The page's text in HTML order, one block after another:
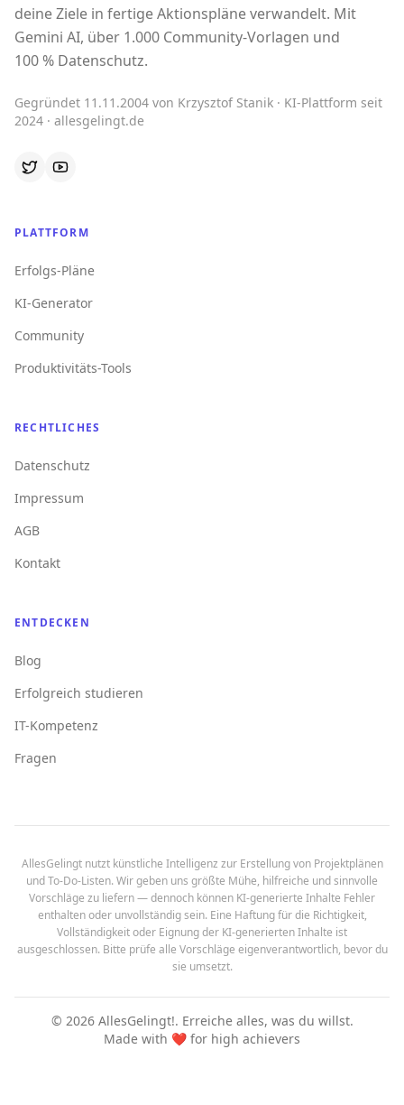
deine Ziele in fertige Aktionspläne verwandelt. Mit
Gemini AI, über 1.000 Community-Vorlagen und
100 % Datenschutz.
Gegründet 11.11.2004 von Krzysztof Stanik · KI-Plattform seit
2024 · allesgelingt.de
PLATTFORM
Erfolgs-Pläne
KI-Generator
Community
Produktivitäts-Tools
RECHTLICHES
Datenschutz
Impressum
AGB
Kontakt
ENTDECKEN
Blog
Erfolgreich studieren
IT-Kompetenz
Fragen
AllesGelingt nutzt künstliche Intelligenz zur Erstellung von Projektplänen
und To-Do-Listen. Wir geben uns größte Mühe, hilfreiche und sinnvolle
Vorschläge zu liefern — dennoch können KI-generierte Inhalte Fehler
enthalten oder unvollständig sein. Eine Haftung für die Richtigkeit,
Vollständigkeit oder Eignung der KI-generierten Inhalte ist
ausgeschlossen. Bitte prüfe alle Vorschläge eigenverantwortlich, bevor du
sie umsetzt.
© 2026AllesGelingt!. Erreiche alles, was du willst.
Made with ❤️ for high achievers